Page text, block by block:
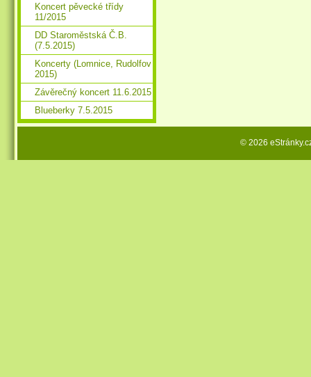
Koncert pěvecké třídy
11/2015
DD Staroměstská Č.B.
(7.5.2015)
Koncerty (Lomnice, Rudolfov
2015)
Závěrečný koncert 11.6.2015
Blueberky 7.5.2015
© 2026